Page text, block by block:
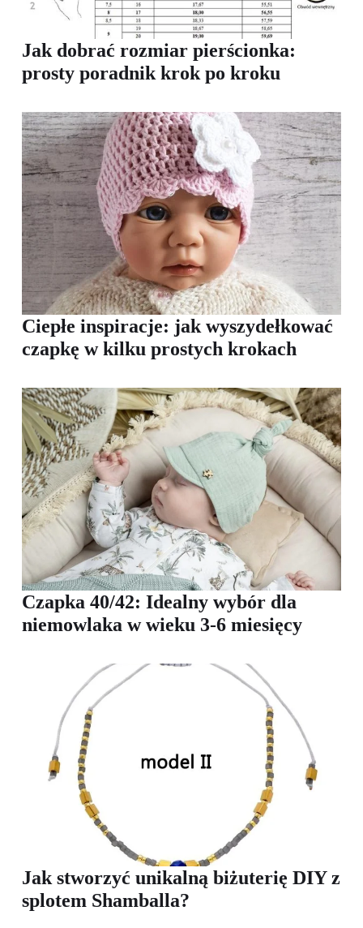
Jak dobrać rozmiar pierścionka:
prosty poradnik krok po kroku
Ciepłe inspiracje: jak wyszydełkować
czapkę w kilku prostych krokach
Czapka 40/42: Idealny wybór dla
niemowlaka w wieku 3-6 miesięcy
Jak stworzyć unikalną biżuterię DIY z
splotem Shamballa?